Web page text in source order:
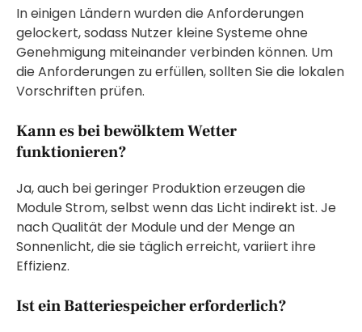
In einigen Ländern wurden die Anforderungen
gelockert, sodass Nutzer kleine Systeme ohne
Genehmigung miteinander verbinden können. Um
die Anforderungen zu erfüllen, sollten Sie die lokalen
Vorschriften prüfen.
Kann es bei bewölktem Wetter
funktionieren?
Ja, auch bei geringer Produktion erzeugen die
Module Strom, selbst wenn das Licht indirekt ist. Je
nach Qualität der Module und der Menge an
Sonnenlicht, die sie täglich erreicht, variiert ihre
Effizienz.
Ist ein Batteriespeicher erforderlich?